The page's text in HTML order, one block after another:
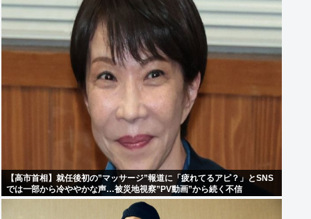
【高市首相】就任後初の”マッサージ”報道に「疲れてるアピ？」とSNS
では一部から冷ややかな声…被災地視察”PV動画”から続く不信